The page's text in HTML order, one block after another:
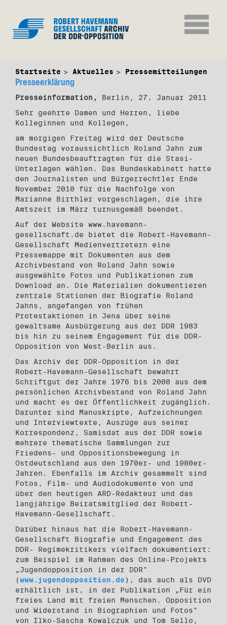
Startseite Aktuelles Pressemitteilungen
Presseerklärung
Presseinformation,
Berlin, 27. Januar 2011
Sehr geehrte Damen und Herren, liebe
Kolleginnen und Kollegen,
am morgigen Freitag wird der Deutsche
Bundestag voraussichtlich Roland Jahn zum
neuen Bundesbeauftragten für die Stasi-
Unterlagen wählen. Das Bundeskabinett hatte
den Journalisten und Bürgerrechtler Ende
November 2010 für die Nachfolge von
Marianne Birthler vorgeschlagen, die ihre
Amtszeit im März turnusgemäß beendet.
Auf der Website www.havemann-
gesellschaft.de bietet die Robert-Havemann-
Gesellschaft Medienvertretern eine
Pressemappe mit Dokumenten aus dem
Archivbestand von Roland Jahn sowie
ausgewählte Fotos und Publikationen zum
Download an. Die Materialien dokumentieren
zentrale Stationen der Biografie Roland
Jahns, angefangen von frühen
Protestaktionen in Jena über seine
gewaltsame Ausbürgerung aus der DDR 1983
bis hin zu seinem Engagement für die DDR-
Opposition von West-Berlin aus.
Das Archiv der DDR-Opposition in der
Robert-Havemann-Gesellschaft bewahrt
Schriftgut der Jahre 1976 bis 2000 aus dem
persönlichen Archivbestand von Roland Jahn
und macht es der Öffentlichkeit zugänglich.
Darunter sind Manuskripte, Aufzeichnungen
und Interviewtexte, Auszüge aus seiner
Korrespondenz, Samisdat aus der DDR sowie
mehrere thematische Sammlungen zur
Friedens- und Oppositionsbewegung in
Ostdeutschland aus den 1970er- und 1980er-
Jahren. Ebenfalls im Archiv gesammelt sind
Fotos, Film- und Audiodokumente von und
über den heutigen ARD-Redakteur und das
langjährige Beiratsmitglied der Robert-
Havemann-Gesellschaft.
Darüber hinaus hat die Robert-Havemann-
Gesellschaft Biografie und Engagement des
DDR- Regimekritikers vielfach dokumentiert:
zum Beispiel im Rahmen des Online-Projekts
„Jugendopposition in der DDR"
(www.jugendopposition.de ), das auch als DVD
erhältlich ist, in der Publikation „Für ein
freies Land mit freien Menschen. Opposition
und Widerstand in Biographien und Fotos"
von Ilko-Sascha Kowalczuk und Tom Sello,